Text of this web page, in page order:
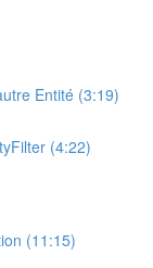
Entité (3:19)
(4:22)
(11:15)